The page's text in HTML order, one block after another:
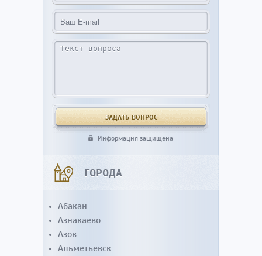
Информация защищена
ГОРОДА
Абакан
Азнакаево
Азов
Альметьевск